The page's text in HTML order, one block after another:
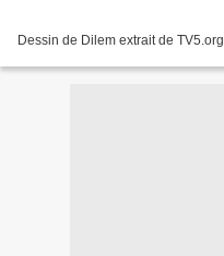
Dessin de Dilem extrait de TV5.org